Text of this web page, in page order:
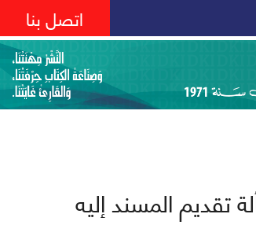
اتصل بنا
المسند إليه